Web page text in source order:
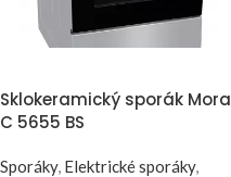
Sklokeramický sporák Mora
C 5655 BS
Sporáky, Elektrické sporáky,